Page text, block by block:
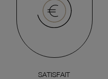
SATISFAIT